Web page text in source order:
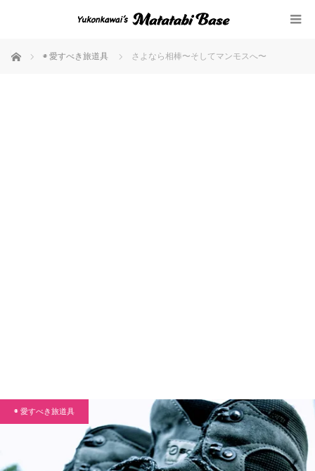
ホーム ◉ 愛すべき旅道具 さよなら相棒〜そしてマンモスへ〜
◉ 愛すべき旅道具